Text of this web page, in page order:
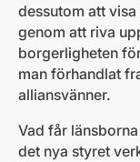
dessutom att
genom att riva
borgerligheten
man förhandlat
alliansvänner.
Vad får
det nya styret